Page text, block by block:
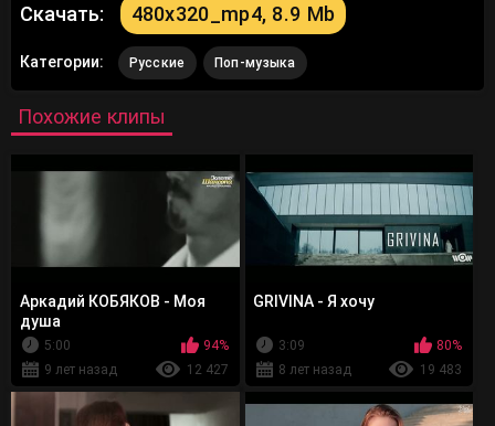
Скачать: 480x320_mp4, 8.9 Mb
Категории: Русские Поп-музыка
Похожие клипы
Аркадий КОБЯКОВ - Моя
душа
5:00
94%
9 лет назад
12 427
GRIVINA - Я хочу
3:09
80%
8 лет назад
19 483